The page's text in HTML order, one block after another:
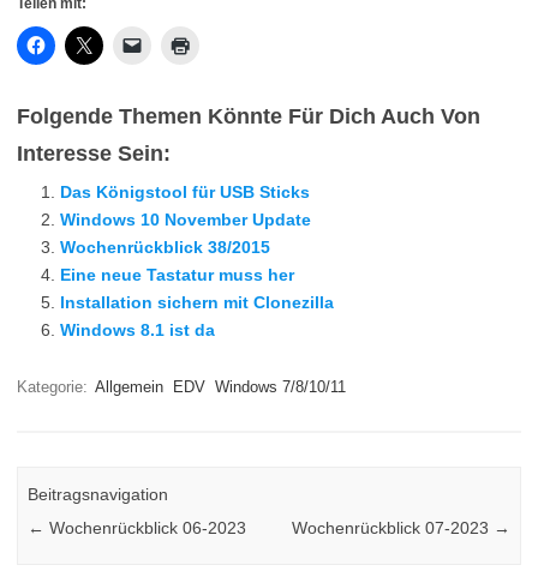
Teilen mit:
Folgende Themen Könnte Für Dich Auch Von
Interesse Sein:
Das Königstool für USB Sticks
Windows 10 November Update
Wochenrückblick 38/2015
Eine neue Tastatur muss her
Installation sichern mit Clonezilla
Windows 8.1 ist da
Kategorie: Allgemein EDV Windows 7/8/10/11
Beitragsnavigation
← Wochenrückblick 06-2023 Wochenrückblick 07-2023 →